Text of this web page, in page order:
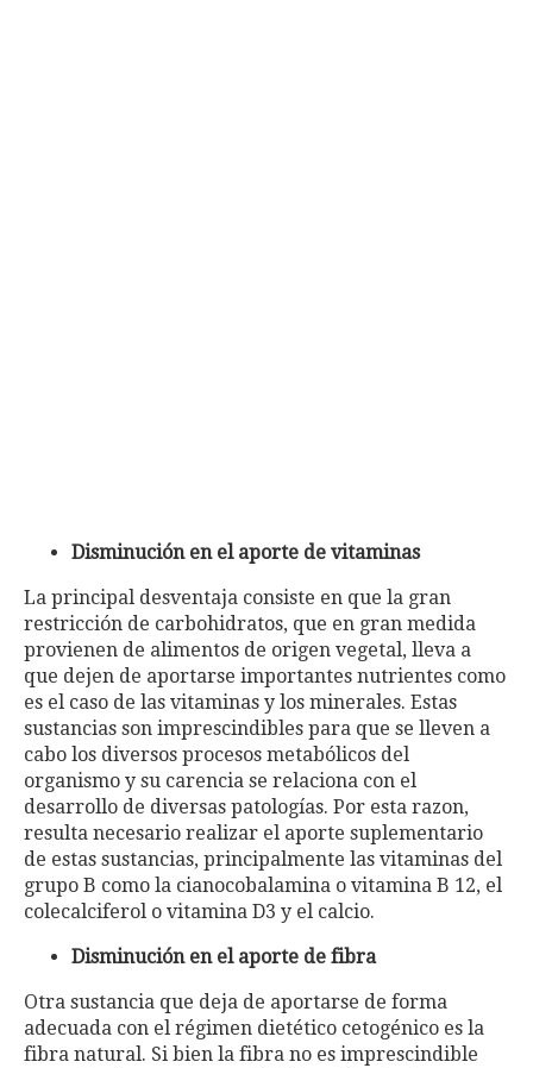
Disminución en el aporte de vitaminas
La principal desventaja consiste en que la gran
restricción de carbohidratos, que en gran medida
provienen de alimentos de origen vegetal, lleva a
que dejen de aportarse importantes nutrientes como
es el caso de las vitaminas y los minerales. Estas
sustancias son imprescindibles para que se lleven a
cabo los diversos procesos metabólicos del
organismo y su carencia se relaciona con el
desarrollo de diversas patologías. Por esta razon,
resulta necesario realizar el aporte suplementario
de estas sustancias, principalmente las vitaminas del
grupo B como la cianocobalamina o vitamina B 12, el
colecalciferol o vitamina D3 y el calcio.
Disminución en el aporte de fibra
Otra sustancia que deja de aportarse de forma
adecuada con el régimen dietético cetogénico es la
fibra natural. Si bien la fibra no es imprescindible